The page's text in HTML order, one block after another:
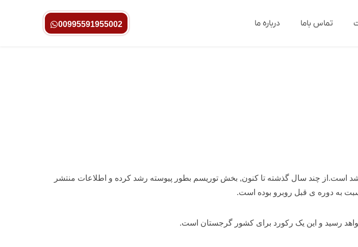
تماس باما درباره ما 00995591955002
چند سال گذشته تا کنون, بخش توریسم بطور پیوسته رشد کرده و اطلاعات منتشر
به دوره ی قبل روبرو بوده است.
رسید و این یک رکورد برای کشور گرجستان است.